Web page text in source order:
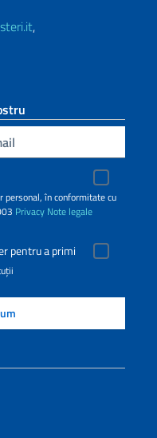
,
personal, în conformitate cu
Privacy Note legale
pentru a primi